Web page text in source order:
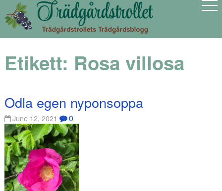
Etikett: Rosa villosa
Odla egen nyponsoppa
June 12, 2021 0